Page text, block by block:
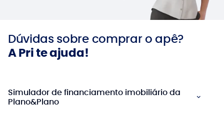
Dúvidas sobre comprar o apê?
A Pri te ajuda!
Simulador de financiamento imobiliário da
Plano&Plano